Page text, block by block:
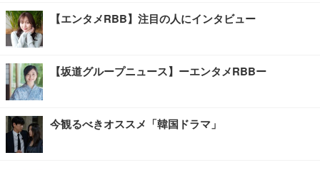
【エンタメRBB】注目の人にインタビュー
【坂道グループニュース】ーエンタメRBBー
今観るべきオススメ「韓国ドラマ」